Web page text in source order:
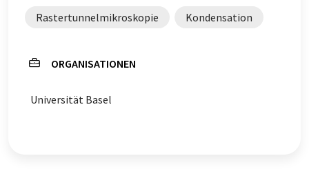
Rastertunnelmikroskopie Kondensation
ORGANISATIONEN
Universität Basel